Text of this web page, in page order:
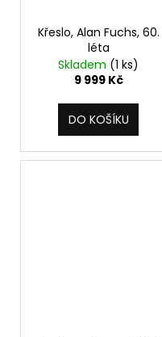
Křeslo, Alan Fuchs, 60.
léta
Skladem (1 ks)
9 999 Kč
DO KOŠÍKU